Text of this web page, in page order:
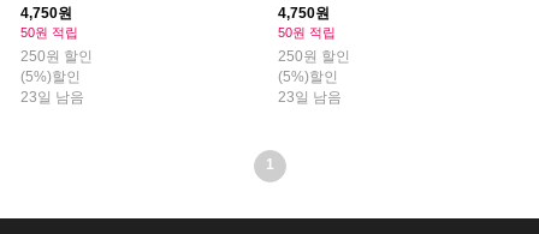
4,750원
50원 적립
250원 할인
(5%)할인
23일 남음
4,750원
50원 적립
250원 할인
(5%)할인
23일 남음
1